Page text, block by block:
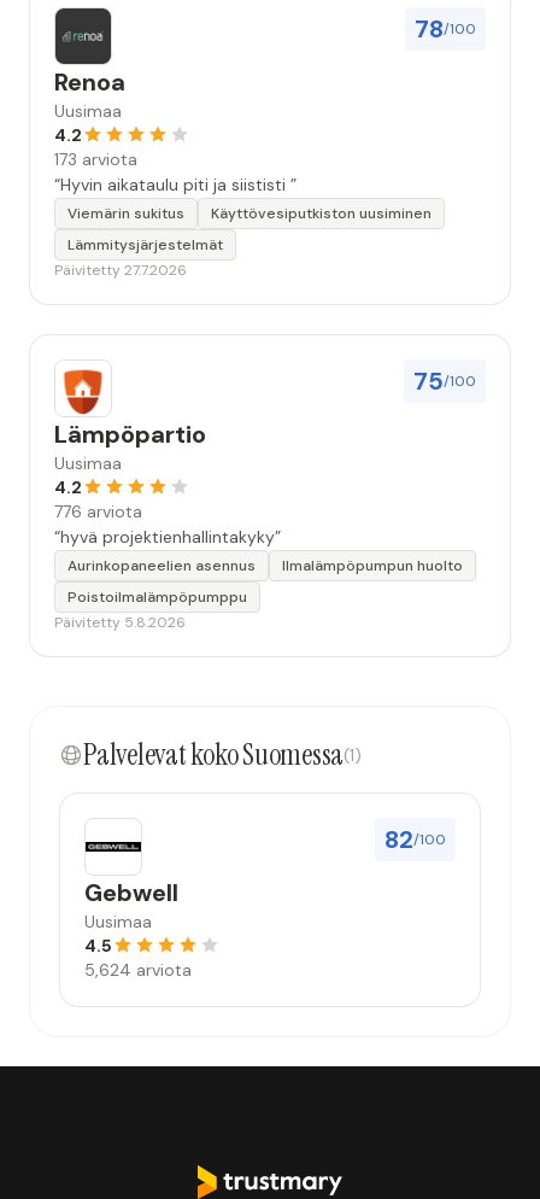
78/100
Renoa
Uusimaa
4.2
173 arviota
“Hyvin aikataulu piti ja siististi ”
Viemärin sukitus
Käyttövesiputkiston uusiminen
Lämmitysjärjestelmät
Päivitetty 27.7.2026
75/100
Lämpöpartio
Uusimaa
4.2
776 arviota
“hyvä projektienhallintakyky”
Aurinkopaneelien asennus
Ilmalämpöpumpun huolto
Poistoilmalämpöpumppu
Päivitetty 5.8.2026
Palvelevat koko Suomessa(1)
82/100
Gebwell
Uusimaa
4.5
5,624 arviota